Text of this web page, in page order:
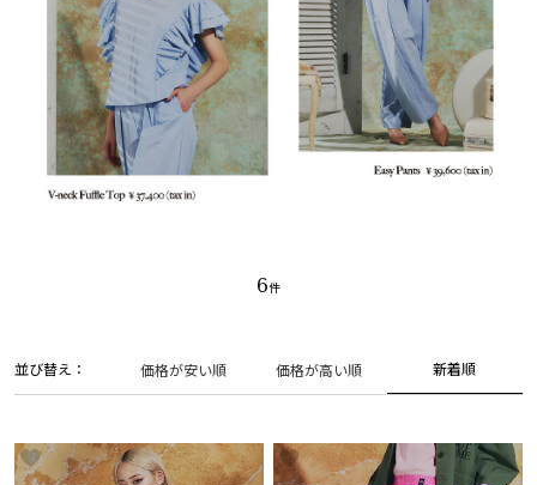
並び替え 価格が安い順 価格が高い順 新着順
6